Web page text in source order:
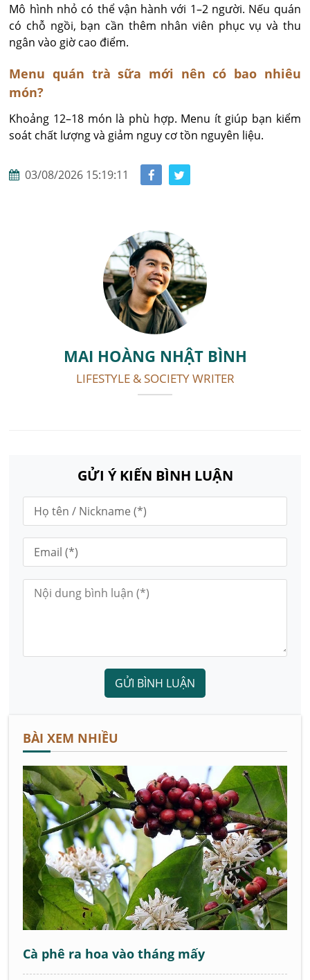
Mô hình nhỏ có thể vận hành với 1–2 người. Nếu quán
có chỗ ngồi, bạn cần thêm nhân viên phục vụ và thu
ngân vào giờ cao điểm.
Menu quán trà sữa mới nên có bao nhiêu
món?
Khoảng 12–18 món là phù hợp. Menu ít giúp bạn kiểm
soát chất lượng và giảm nguy cơ tồn nguyên liệu.
03/08/2026 15:19:11
MAI HOÀNG NHẬT BÌNH
LIFESTYLE & SOCIETY WRITER
GỬI Ý KIẾN BÌNH LUẬN
GỬI BÌNH LUẬN
BÀI XEM NHIỀU
Cà phê ra hoa vào tháng mấy